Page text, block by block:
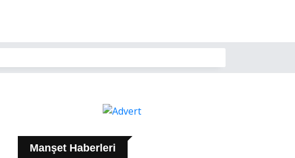
Manşet Haberleri